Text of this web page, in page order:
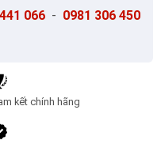
066 - 0981 306 450
kết chính hãng